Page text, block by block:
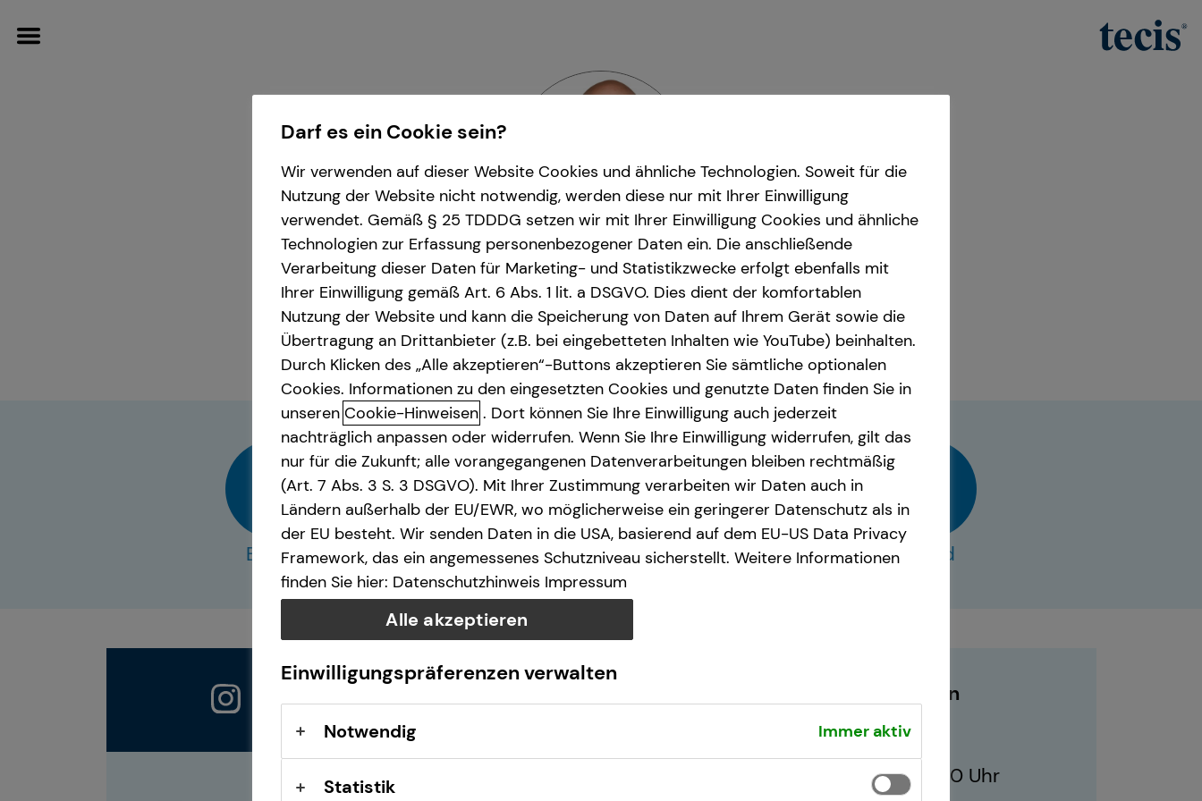
Arbeitskraftabsicherung
Johannes Lehmköster| Teamleiter
in Bremen und Umgebung | Admiralstr. 96 | 28215 Bremen
E-Mail Anruf Maps vCard
Geschäftszeiten
10:00 - 21:00 Uhr
Darf es ein Cookie sein?
Wir verwenden auf dieser Website Cookies und ähnliche Technologien. Soweit für die
Nutzung der Website nicht notwendig, werden diese nur mit Ihrer Einwilligung
verwendet. Gemäß § 25 TDDDG setzen wir mit Ihrer Einwilligung Cookies und ähnliche
Technologien zur Erfassung personenbezogener Daten ein. Die anschließende
Verarbeitung dieser Daten für Marketing- und Statistikzwecke erfolgt ebenfalls mit
Ihrer Einwilligung gemäß Art. 6 Abs. 1 lit. a DSGVO. Dies dient der komfortablen
Nutzung der Website und kann die Speicherung von Daten auf Ihrem Gerät sowie die
Übertragung an Drittanbieter (z.B. bei eingebetteten Inhalten wie YouTube) beinhalten.
Durch Klicken des „Alle akzeptieren“-Buttons akzeptieren Sie sämtliche optionalen
Cookies. Informationen zu den eingesetzten Cookies und genutzte Daten finden Sie in
unseren Cookie-Hinweisen . Dort können Sie Ihre Einwilligung auch jederzeit
nachträglich anpassen oder widerrufen. Wenn Sie Ihre Einwilligung widerrufen, gilt das
nur für die Zukunft; alle vorangegangenen Datenverarbeitungen bleiben rechtmäßig
(Art. 7 Abs. 3 S. 3 DSGVO). Mit Ihrer Zustimmung verarbeiten wir Daten auch in
Ländern außerhalb der EU/EWR, wo möglicherweise ein geringerer Datenschutz als in
der EU besteht. Wir senden Daten in die USA, basierend auf dem EU-US Data Privacy
Framework, das ein angemessenes Schutzniveau sicherstellt. Weitere Informationen
finden Sie hier: Datenschutzhinweis Impressum
Alle akzeptieren
Einwilligungspräferenzen verwalten
Notwendig Immer aktiv
Statistik